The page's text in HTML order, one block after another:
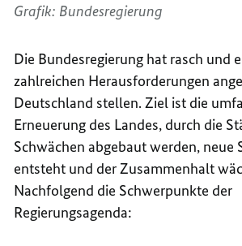
Grafik: Bundesregierung
Die Bundesregierung hat rasch und
zahlreichen Herausforderungen
Deutschland stellen. Ziel ist die
Erneuerung des Landes, durch die
Schwächen abgebaut werden, neue
entsteht und der Zusammenhalt
Nachfolgend die Schwerpunkte der
Regierungsagenda: